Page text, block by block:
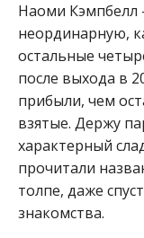
Наоми
неординарную,
остальные
после выхода в
прибыли, чем
взятые. Держу
характерный
прочитали
толпе, даже
знакомства.